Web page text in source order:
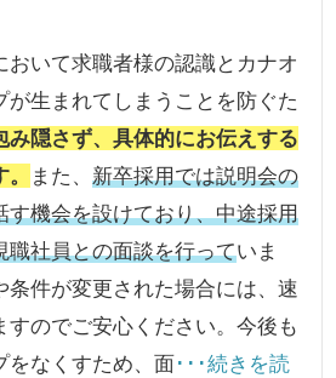
おいて求職者様の認識とカナオ
が生まれてしまうことを防ぐた
み隠さず、具体的にお伝えする
また、新卒採用では説明会の
す機会を設けており、中途採用
職社員との面談を行っていま
条件が変更された場合には、速
すのでご安心ください。今後も
をなくすため、面･･･続きを読